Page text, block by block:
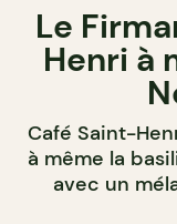
Le
Henri à
Café Saint-
à même la
avec un